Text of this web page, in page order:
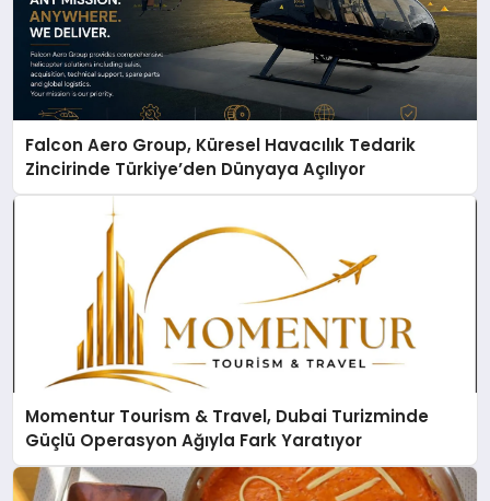
Falcon Aero Group, Küresel Havacılık Tedarik
Zincirinde Türkiye’den Dünyaya Açılıyor
Momentur Tourism & Travel, Dubai Turizminde
Güçlü Operasyon Ağıyla Fark Yaratıyor